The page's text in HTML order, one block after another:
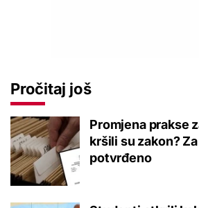
Pročitaj još
Promjena prakse
kršili su zakon?
potvrđeno